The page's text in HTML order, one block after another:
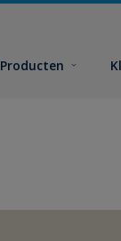
Producten